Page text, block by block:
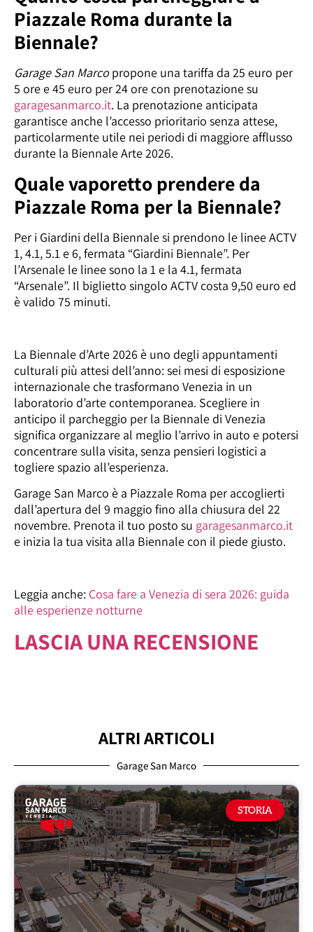
Piazzale Roma durante la
Biennale?
Garage San Marcopropone una tariffa da 25 euro per
5 ore e 45 euro per 24 ore con prenotazione su
garagesanmarco.it. La prenotazione anticipata
garantisce anche l’accesso prioritario senza attese,
particolarmente utile nei periodi di maggiore afflusso
durante la Biennale Arte 2026.
Quale vaporetto prendere da
Piazzale Roma per la Biennale?
Per i Giardini della Biennale si prendono le linee ACTV
1, 4.1, 5.1 e 6, fermata “Giardini Biennale”. Per
l’Arsenale le linee sono la 1 e la 4.1, fermata
“Arsenale”. Il biglietto singolo ACTV costa 9,50 euro ed
è valido 75 minuti.
La Biennale d’Arte 2026 è uno degli appuntamenti
culturali più attesi dell’anno: sei mesi di esposizione
internazionale che trasformano Venezia in un
laboratorio d’arte contemporanea. Scegliere in
anticipo il parcheggio per la Biennale di Venezia
significa organizzare al meglio l’arrivo in auto e potersi
concentrare sulla visita, senza pensieri logistici a
togliere spazio all’esperienza.
Garage San Marco è a Piazzale Roma per accoglierti
dall’apertura del 9 maggio fino alla chiusura del 22
novembre. Prenota il tuo posto su garagesanmarco.it
e inizia la tua visita alla Biennale con il piede giusto.
Leggia anche: Cosa fare a Venezia di sera 2026: guida
alle esperienze notturne
LASCIA UNA RECENSIONE
ALTRI ARTICOLI
Garage San Marco
STORIA